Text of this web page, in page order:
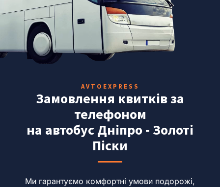
AVTOEXPRESS
Замовлення квитків за
телефоном
на автобус Дніпро - Золоті
Піски
Ми гарантуємо комфортні умови подорожі,